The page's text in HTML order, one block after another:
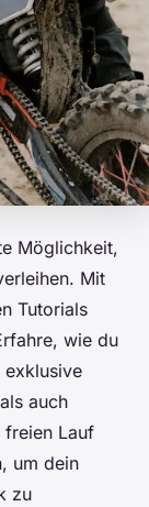
Möglichkeit,
Mit
Tutorials
wie du
exklusive
auch
freien Lauf
um dein
zu